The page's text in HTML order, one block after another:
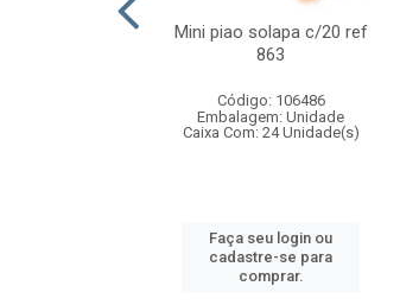
Mini piao solapa c/20 ref
863
Código: 106486
Embalagem: Unidade
Caixa Com: 24 Unidade(s)
Faça seu login ou
cadastre-se para
comprar.